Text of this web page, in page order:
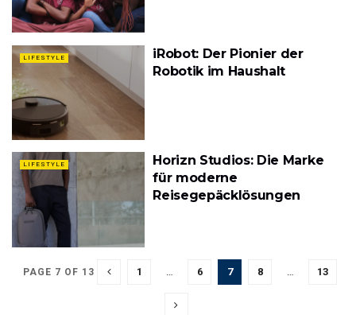
LIFESTYLE
iRobot: Der Pionier der
Robotik im Haushalt
LIFESTYLE
Horizn Studios: Die Marke
für moderne
Reisegepäcklösungen
PAGE 7 OF 13 1 6 7 8 13